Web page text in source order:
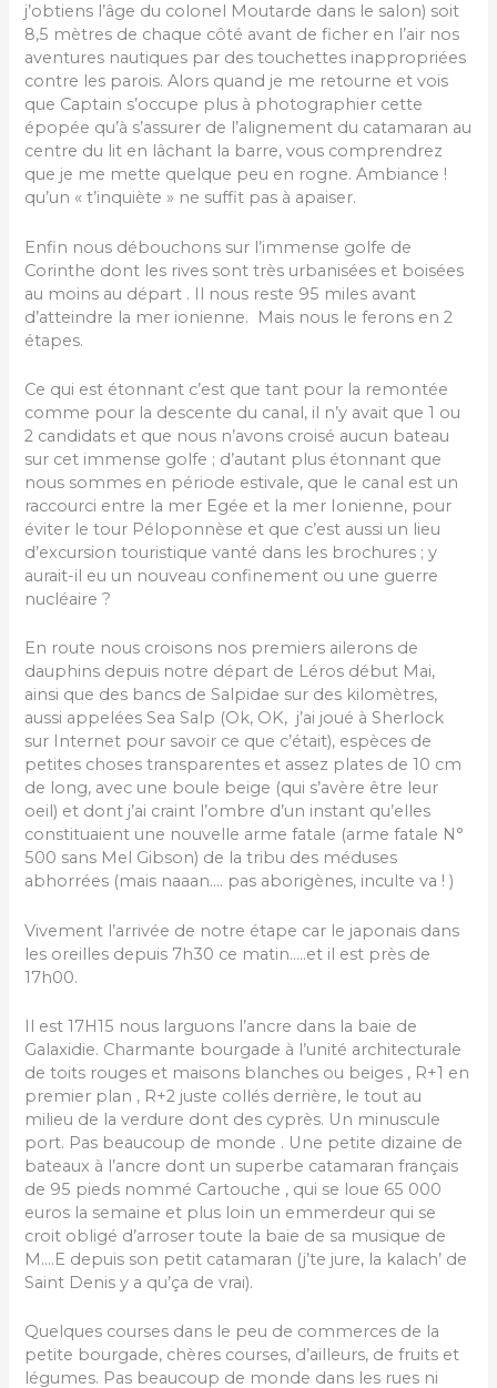
j’obtiens l’âge du colonel Moutarde dans le salon) soit
8,5 mètres de chaque côté avant de ficher en l’air nos
aventures nautiques par des touchettes inappropriées
contre les parois. Alors quand je me retourne et vois
que Captain s’occupe plus à photographier cette
épopée qu’à s’assurer de l’alignement du catamaran au
centre du lit en lâchant la barre, vous comprendrez
que je me mette quelque peu en rogne. Ambiance !
qu’un « t’inquiète » ne suffit pas à apaiser.
Enfin nous débouchons sur l’immense golfe de
Corinthe dont les rives sont très urbanisées et boisées
au moins au départ . Il nous reste 95 miles avant
d’atteindre la mer ionienne. Mais nous le ferons en 2
étapes.
Ce qui est étonnant c’est que tant pour la remontée
comme pour la descente du canal, il n’y avait que 1 ou
2 candidats et que nous n’avons croisé aucun bateau
sur cet immense golfe ; d’autant plus étonnant que
nous sommes en période estivale, que le canal est un
raccourci entre la mer Egée et la mer Ionienne, pour
éviter le tour Péloponnèse et que c’est aussi un lieu
d’excursion touristique vanté dans les brochures ; y
aurait-il eu un nouveau confinement ou une guerre
nucléaire ?
En route nous croisons nos premiers ailerons de
dauphins depuis notre départ de Léros début Mai,
ainsi que des bancs de Salpidae sur des kilomètres,
aussi appelées Sea Salp (Ok, OK, j’ai joué à Sherlock
sur Internet pour savoir ce que c’était), espèces de
petites choses transparentes et assez plates de 10 cm
de long, avec une boule beige (qui s’avère être leur
oeil) et dont j’ai craint l’ombre d’un instant qu’elles
constituaient une nouvelle arme fatale (arme fatale N°
500 sans Mel Gibson) de la tribu des méduses
abhorrées (mais naaan…. pas aborigènes, inculte va ! )
Vivement l’arrivée de notre étape car le japonais dans
les oreilles depuis 7h30 ce matin…..et il est près de
17h00.
Il est 17H15 nous larguons l’ancre dans la baie de
Galaxidie. Charmante bourgade à l’unité architecturale
de toits rouges et maisons blanches ou beiges , R+1 en
premier plan , R+2 juste collés derrière, le tout au
milieu de la verdure dont des cyprès. Un minuscule
port. Pas beaucoup de monde . Une petite dizaine de
bateaux à l’ancre dont un superbe catamaran français
de 95 pieds nommé Cartouche , qui se loue 65 000
euros la semaine et plus loin un emmerdeur qui se
croit obligé d’arroser toute la baie de sa musique de
M….E depuis son petit catamaran (j’te jure, la kalach’ de
Saint Denis y a qu’ça de vrai).
Quelques courses dans le peu de commerces de la
petite bourgade, chères courses, d’ailleurs, de fruits et
légumes. Pas beaucoup de monde dans les rues ni